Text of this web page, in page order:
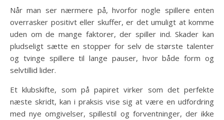
Når man ser nærmere på, hvorfor nogle spillere enten
overrasker positivt eller skuffer, er det umuligt at komme
uden om de mange faktorer, der spiller ind. Skader kan
pludseligt sætte en stopper for selv de største talenter
og tvinge spillere til lange pauser, hvor både form og
selvtillid lider.
Et klubskifte, som på papiret virker som det perfekte
næste skridt, kan i praksis vise sig at være en udfordring
med nye omgivelser, spillestil og forventninger, der ikke